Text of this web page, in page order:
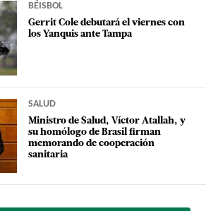
BÉISBOL
Gerrit Cole debutará el viernes con
los Yanquis ante Tampa
SALUD
Ministro de Salud, Víctor Atallah, y
su homólogo de Brasil firman
memorando de cooperación
sanitaria